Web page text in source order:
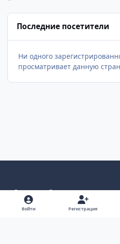
Последние посетители
Ни одного
просматривает данную
Светлый режим
Темный режим
Как в системе
Политика
Войти Регистрация